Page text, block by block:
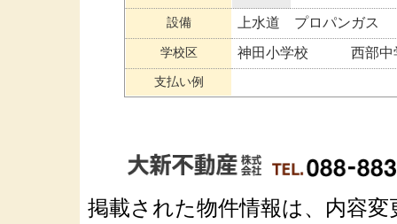
設備 上水道 プロパンガス
学校区 神田小学校 西部中
支払い例
掲載された物件情報は、内容